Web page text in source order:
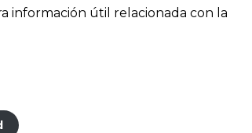
información útil relacionada con la